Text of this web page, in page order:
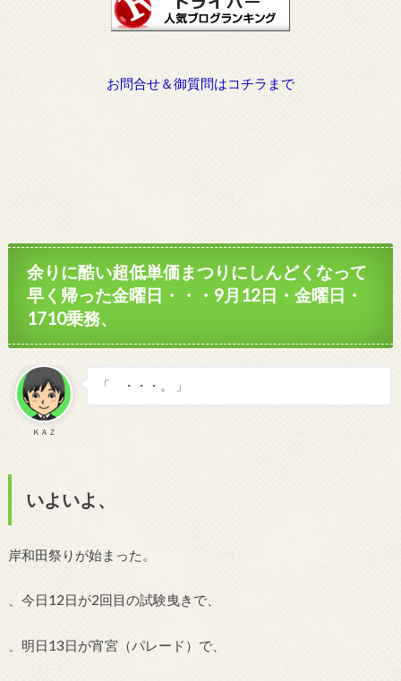
お問合せ＆御質問はコチラまで
余りに酷い超低単価まつりにしんどくなって
早く帰った金曜日・・・9月12日・金曜日・
1710乗務、
ＫＡＺ
「 ・・・。 」
いよいよ、
岸和田祭りが始まった。
、今日12日が2回目の試験曳きで、
、明日13日が宵宮（パレード）で、